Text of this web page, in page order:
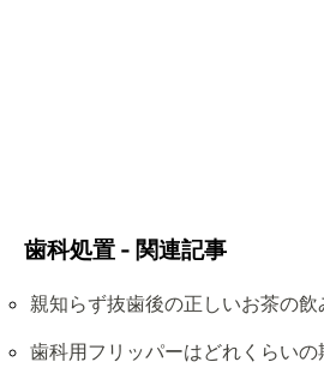
歯科処置 - 関連記事
親知らず抜歯後の正しいお茶の飲
歯科用フリッパーはどれくらいの